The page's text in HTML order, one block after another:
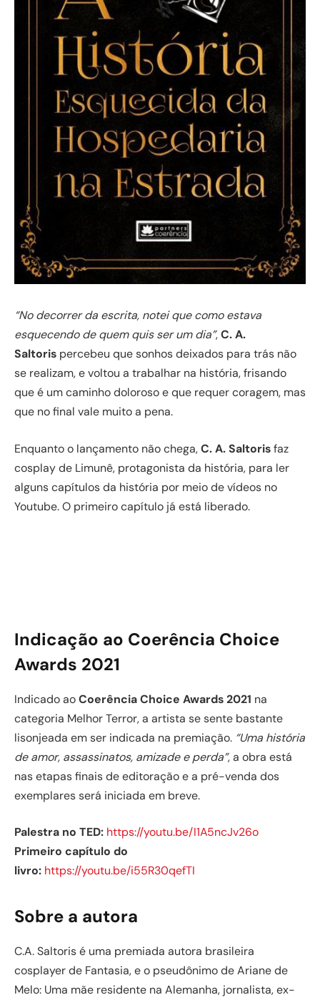
“No decorrer da escrita, notei que como estava
esquecendo de quem quis ser um dia”,C. A.
Saltoris percebeu que sonhos deixados para trás não
se realizam, e voltou a trabalhar na história, frisando
que é um caminho doloroso e que requer coragem, mas
que no final vale muito a pena.
Enquanto o lançamento não chega,C. A. Saltorisfaz
cosplay de Limunê, protagonista da história, para ler
alguns capítulos da história por meio de vídeos no
Youtube. O primeiro capítulo já está liberado.
Indicação ao Coerência Choice
Awards 2021
Indicado aoCoerência Choice Awards 2021 na
categoria Melhor Terror, a artista se sente bastante
lisonjeada em ser indicada na premiação. “Uma história
de amor, assassinatos, amizade e perda”, a obra está
nas etapas finais de editoração e a pré-venda dos
exemplares será iniciada em breve.
Palestra no TED: https://youtu.be/I1A5ncJv26o
Primeiro capítulo do
livro: https://youtu.be/i55R30qefTI
Sobre a autora
C.A. Saltoris é uma premiada autora brasileira
cosplayer de Fantasia, e o pseudônimo de Ariane de
Melo: Uma mãe residente na Alemanha, jornalista, ex-